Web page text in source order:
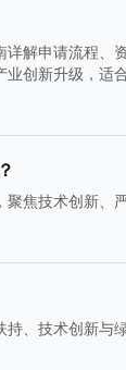
解申请流程
创新升级，适
焦技术创新、
、技术创新